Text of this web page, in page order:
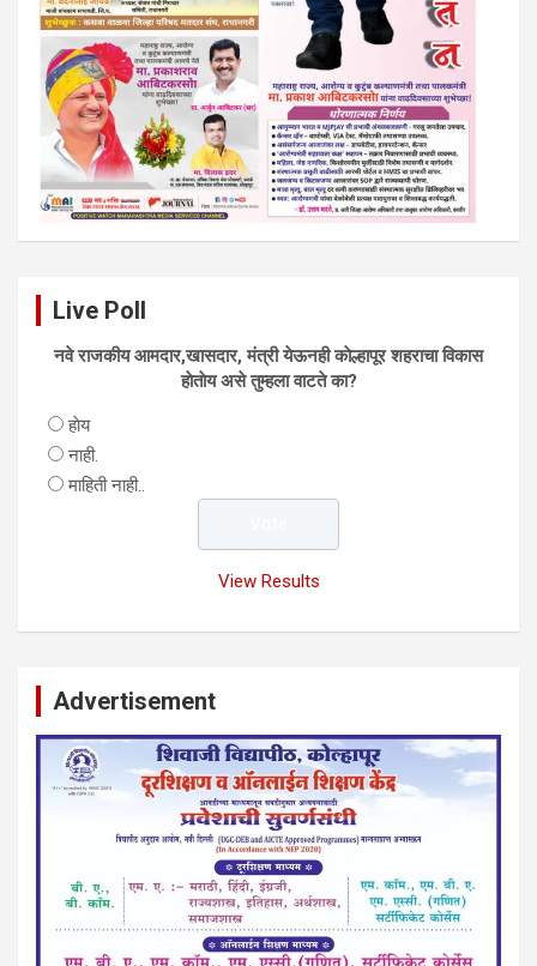
Live Poll
नवे राजकीय आमदार,खासदार, मंत्री येऊनही काेल्हापूर शहराचा विकास
हाेताेय असे तुम्हला वाटते का?
हाेय
नाही.
माहिती नाही..
View Results
Advertisement